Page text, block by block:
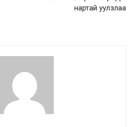
нартай уулзлаа